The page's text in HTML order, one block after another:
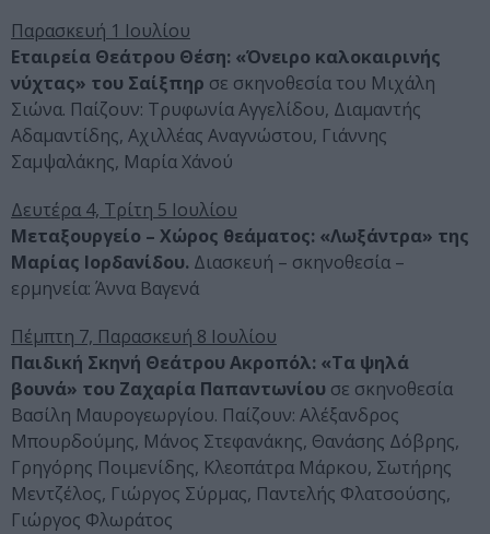
Παρασκευή 1 Ιουλίου
Εταιρεία Θεάτρου Θέση: «Όνειρο καλοκαιρινής
νύχτας» του Σαίξπηρ σε σκηνοθεσία του Μιχάλη
Σιώνα. Παίζουν: Τρυφωνία Αγγελίδου, Διαμαντής
Αδαμαντίδης, Αχιλλέας Αναγνώστου, Γιάννης
Σαμψαλάκης, Μαρία Χάνού
Δευτέρα 4, Τρίτη 5 Ιουλίου
Μεταξουργείο – Χώρος θεάματος: «Λωξάντρα» της
Μαρίας Ιορδανίδου. Διασκευή – σκηνοθεσία –
ερμηνεία: Άννα Βαγενά
Πέμπτη 7, Παρασκευή 8 Ιουλίου
Παιδική Σκηνή Θεάτρου Ακροπόλ: «Τα ψηλά
βουνά» του Ζαχαρία Παπαντωνίου σε σκηνοθεσία
Βασίλη Μαυρογεωργίου. Παίζουν: Αλέξανδρος
Μπουρδούμης, Μάνος Στεφανάκης, Θανάσης Δόβρης,
Γρηγόρης Ποιµενίδης, Κλεοπάτρα Μάρκου, Σωτήρης
Μεντζέλος, Γιώργος Σύρµας, Παντελής Φλατσούσης,
Γιώργος Φλωράτος